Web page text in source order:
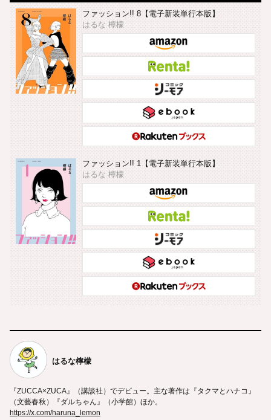
ファッション!! 8【電子新装単行本版】
はるな 檸檬
ファッション!! 1【電子新装単行本版】
はるな 檸檬
はるな檸檬
『ZUCCA×ZUCA』（講談社）でデビュー。主な著作は『タクマとハナコ』
（文藝春秋）『ダルちゃん』（小学館）ほか。
https://x.com/haruna_lemon